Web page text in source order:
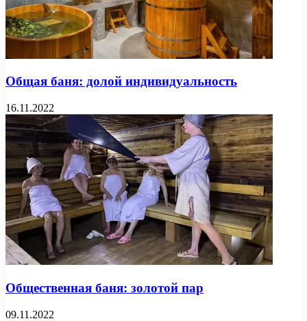
Общая баня: долой индивидуальность
16.11.2022
Общественная баня: золотой пар
09.11.2022